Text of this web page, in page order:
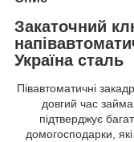
Закаточний
Україна сталь
Півавтоматичні
довгий час
підтверджує
домогосподарки,